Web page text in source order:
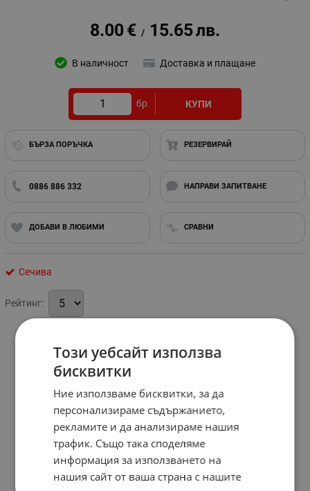
8.00 € / 15.65лв.
В наличност Доставка и плащане
бр. КУПИ
БЪРЗА ПОРЪЧКА РЕЗЕРВИРАЙ
0886 886 332 НАПРАВИ ЗАПИТВАНЕ
ДОБАВИ В ЛЮБИМИ СРАВНИ
Сечива
Рейтинг:
Този уебсайт използва
бисквитки
Ние използваме бисквитки, за да
персонализираме съдържанието,
рекламите и да анализираме нашия
трафик. Също така споделяме
информация за използването на
нашия сайт от ваша страна с нашите